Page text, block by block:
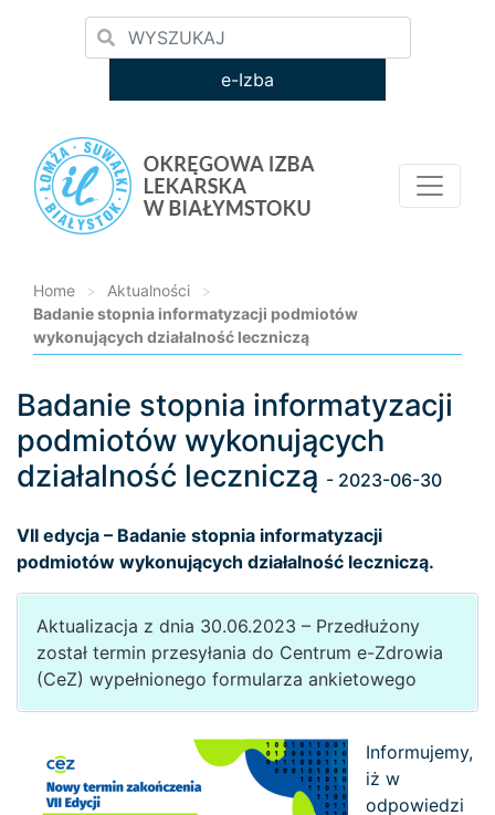
e-Izba
Home > Aktualności
>
Badanie stopnia informatyzacji podmiotów
wykonujących działalność leczniczą
Loading...
Badanie stopnia informatyzacji
podmiotów wykonujących
działalność leczniczą - 2023-06-30
VII edycja – Badanie stopnia informatyzacji
podmiotów wykonujących działalność leczniczą.
Aktualizacja z dnia 30.06.2023 – Przedłużony
został termin przesyłania do Centrum e-Zdrowia
(CeZ) wypełnionego formularza ankietowego
Informujemy,
iż w
odpowiedzi